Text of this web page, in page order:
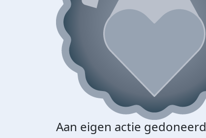
Aan eigen actie gedoneerd